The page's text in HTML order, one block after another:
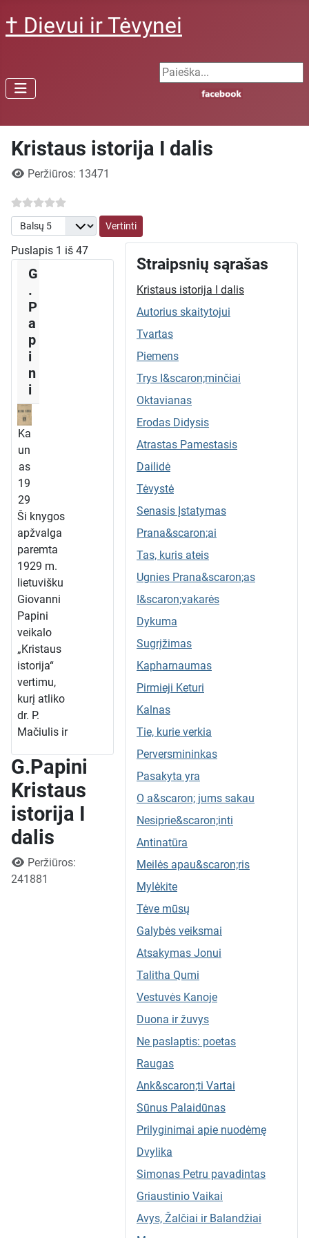
† Dievui ir Tėvynei
Search ...
Kristaus istorija I dalis
Išsami informacija
Peržiūros: 13471
Prašome įvertinti
Straipsnių sąrašas
Kristaus istorija I dalis
Autorius skaitytojui
Tvartas
Piemens
Trys I&scaron;minčiai
Oktavianas
Erodas Didysis
Atrastas Pamestasis
Dailidė
Tėvystė
Senasis Įstatymas
Prana&scaron;ai
Tas, kuris ateis
Ugnies Prana&scaron;as
I&scaron;vakarės
Dykuma
Sugrįžimas
Kapharnaumas
Pirmieji Keturi
Kalnas
Tie, kurie verkia
Perversmininkas
Pasakyta yra
O a&scaron; jums sakau
Nesiprie&scaron;inti
Antinatūra
Meilės apau&scaron;ris
Mylėkite
Tėve mūsų
Galybės veiksmai
Atsakymas Jonui
Talitha Qumi
Vestuvės Kanoje
Duona ir žuvys
Ne paslaptis: poetas
Raugas
Ank&scaron;ti Vartai
Sūnus Palaidūnas
Prilyginimai apie nuodėmę
Dvylika
Simonas Petru pavadintas
Griaustinio Vaikai
Avys, Žalčiai ir Balandžiai
Puslapis 1 iš 47
G
.
P
a
p
i
n
i
Ka
un
as
19
29
Ši knygos
apžvalga
paremta
1929 m.
lietuvišku
Giovanni
Papini
veikalo
„Kristaus
istorija“
vertimu,
kurį atliko
dr. P.
Mačiulis ir
„Žinijos“
bendrovė.
Knygos
„Kristaus
istorija Id.“
(Giovanni
Papini)
apžvalga
G.Papini
Kristaus
istorija I
dalis
Išsami informacija
Peržiūros:
241881